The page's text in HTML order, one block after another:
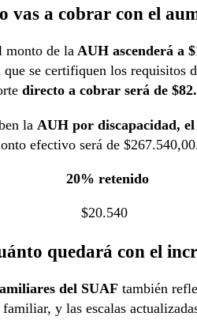
vas a cobrar con el
monto de laAUH ascenderá a
que se certifiquen los requisitos
directo a cobrar será de
la AUH por discapacidad,
efectivo será de
$20.540
quedará con el
del SUAF también
y las escalas